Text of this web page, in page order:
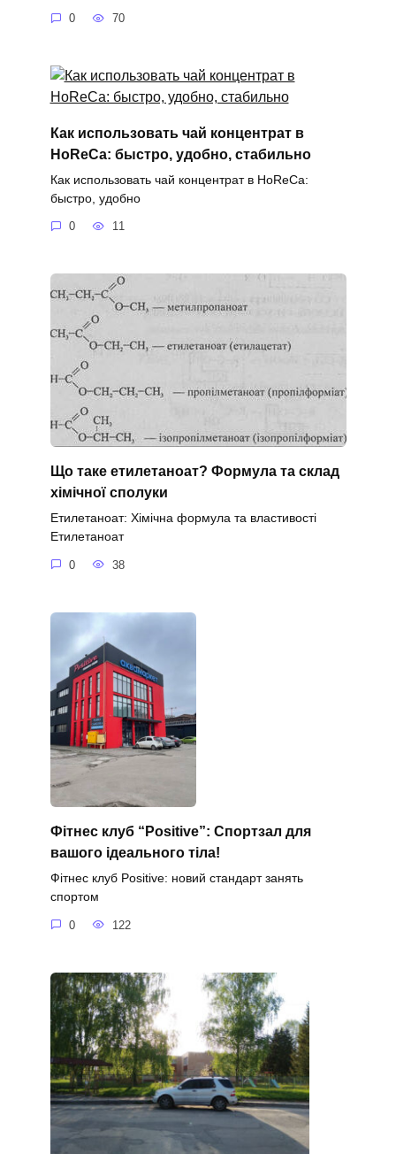
0 70
Как использовать чай концентрат в
HoReCa: быстро, удобно, стабильно
Как использовать чай концентрат в HoReCa:
быстро, удобно
0 11
Що таке етилетаноат? Формула та склад
хімічної сполуки
Етилетаноат: Хімічна формула та властивості
Етилетаноат
0 38
Фітнес клуб “Positive”: Спортзал для
вашого ідеального тіла!
Фітнес клуб Positive: новий стандарт занять
спортом
0 122